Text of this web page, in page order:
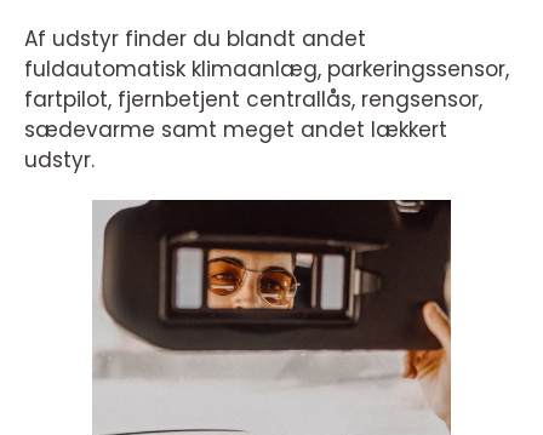
Af udstyr finder du blandt andet
fuldautomatisk klimaanlæg, parkeringssensor,
fartpilot, fjernbetjent centrallås, rengsensor,
sædevarme samt meget andet lækkert
udstyr.